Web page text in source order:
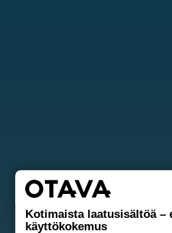
Kotimaista laatusisältöä –
käyttökokemus